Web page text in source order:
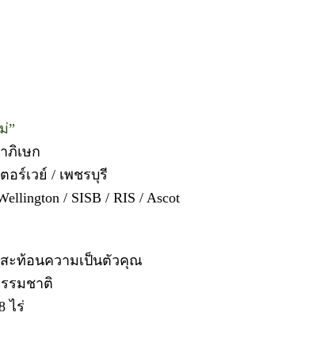
”
ภิเษก
อร์เวย์ / เพชรบุรี
/ SISB / RIS / Ascot
สะท้อนความเป็นตัวคุณ
รมชาติ
ไร่